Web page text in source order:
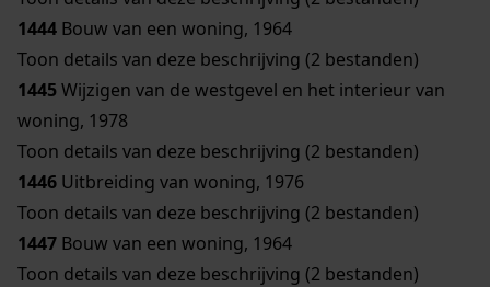
1444 Bouw van een woning, 1964
Toon details van deze beschrijving (2 bestanden)
1445Wijzigen van de westgevel en het interieur van
woning, 1978
Toon details van deze beschrijving (2 bestanden)
1446 Uitbreiding van woning, 1976
Toon details van deze beschrijving (2 bestanden)
1447 Bouw van een woning, 1964
Toon details van deze beschrijving (2 bestanden)